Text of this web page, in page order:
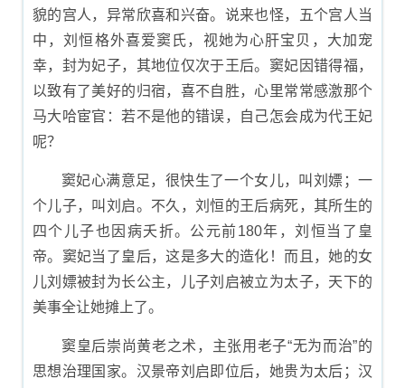
貌的宫人，异常欣喜和兴奋。说来也怪，五个宫人当
中，刘恒格外喜爱窦氏，视她为心肝宝贝，大加宠
幸，封为妃子，其地位仅次于王后。窦妃因错得福，
以致有了美好的归宿，喜不自胜，心里常常感激那个
马大哈宦官：若不是他的错误，自己怎会成为代王妃
呢？
窦妃心满意足，很快生了一个女儿，叫刘嫖；一
个儿子，叫刘启。不久，刘恒的王后病死，其所生的
四个儿子也因病夭折。公元前180年，刘恒当了皇
帝。窦妃当了皇后，这是多大的造化！而且，她的女
儿刘嫖被封为长公主，儿子刘启被立为太子，天下的
美事全让她摊上了。
窦皇后崇尚黄老之术，主张用老子“无为而治”的
思想治理国家。汉景帝刘启即位后，她贵为太后；汉